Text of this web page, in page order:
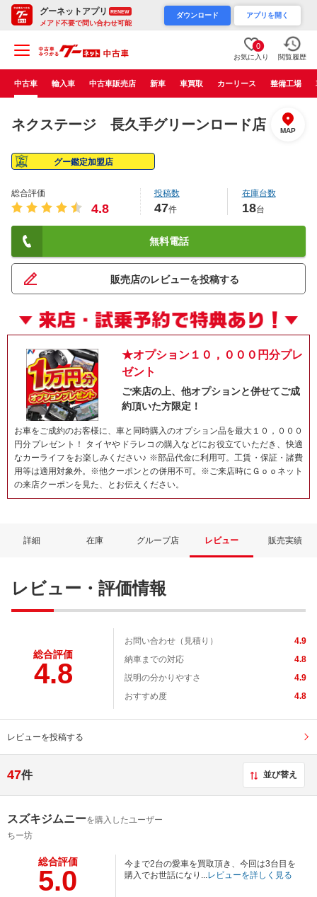
グーネットアプリ RENEW
メアド不要で問い合わせ可能
ダウンロード アプリを開く
0
お気に入り 閲覧履歴
中古車 輸入車 中古車販売店 新車 車買取 カーリース 整備工場
ネクステージ 長久手グリーンロード店 MAP
グー鑑定加盟店
総合評価
4.8
投稿数
47件
在庫台数
18台
無料電話
ネット予約でキャンペーンに応募しよ
販売店のレビューを投稿する
★オプション１０，０００円分プレ
ゼント
ご来店の上、他オプションと併せてご成
約頂いた方限定！
お車をご成約のお客様に、車と同時購入のオプション品を最大１０，０００
円分プレゼント！ タイヤやドラレコの購入などにお役立ていただき、快適
なカーライフをお楽しみください♪ ※部品代金に利用可。工賃・保証・諸費
用等は適用対象外。※他クーポンとの併用不可。※ご来店時にＧｏｏネット
の来店クーポンを見た、とお伝えください。
詳細 在庫 グループ店 レビュー 販売実績
レビュー・評価情報
総合評価
4.8
お問い合わせ（見積り）
4.9
納車までの対応
4.8
説明の分かりやすさ
4.9
おすすめ度
4.8
レビューを投稿する
47件 並び替え
スズキジムニーを購入したユーザー
ちー坊
総合評価
5.0
今まで2台の愛車を買取頂き、今回は3台目を
購入でお世話になり...レビューを詳しく見る